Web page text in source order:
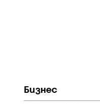
Бизнес